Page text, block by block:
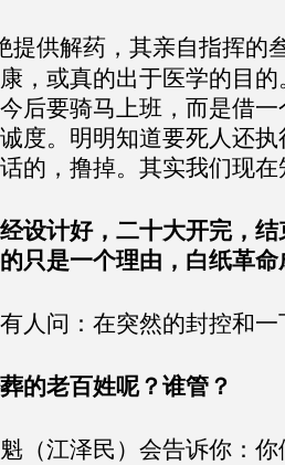
提供解药，其亲自指挥的
，或真的出于医学的目
后要骑马上班，而是借
度。明明知道要死人还
的，撸掉。其实我们现在
设计好，二十大开完，
只是一个理由，白纸革
人问：在突然的封控和
的老百姓呢？谁管？
（江泽民）会告诉你：你